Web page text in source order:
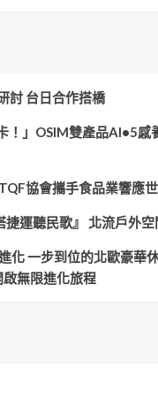
討 台日合作搭橋
！」OSIM雙產品AI•5感
協會攜手食品業響應
運聽民歌』 北流戶外空
化 一步到位的北歐豪華
無限進化旅程